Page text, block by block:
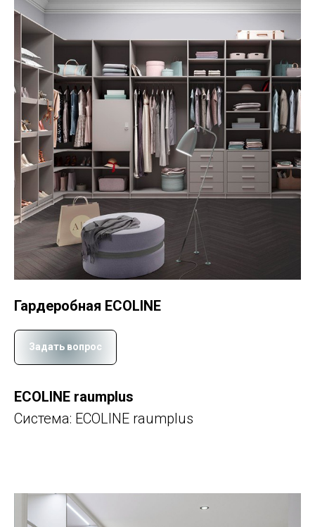
Гардеробная ECOLINE
Задать вопрос
ECOLINE raumplus
Система: ECOLINE raumplus